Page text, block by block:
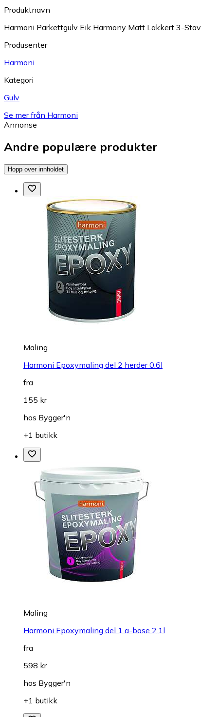
Produktnavn
Harmoni Parkettgulv Eik Harmony Matt Lakkert 3-Stav
Produsenter
Harmoni
Kategori
Gulv
Se mer från Harmoni
Annonse
Andre populære produkter
Hopp over innholdet
Maling
Harmoni Epoxymaling del 2 herder 0.6l
fra
155 kr
hos Bygger'n
+1 butikk
Maling
Harmoni Epoxymaling del 1 a-base 2.1l
fra
598 kr
hos Bygger'n
+1 butikk